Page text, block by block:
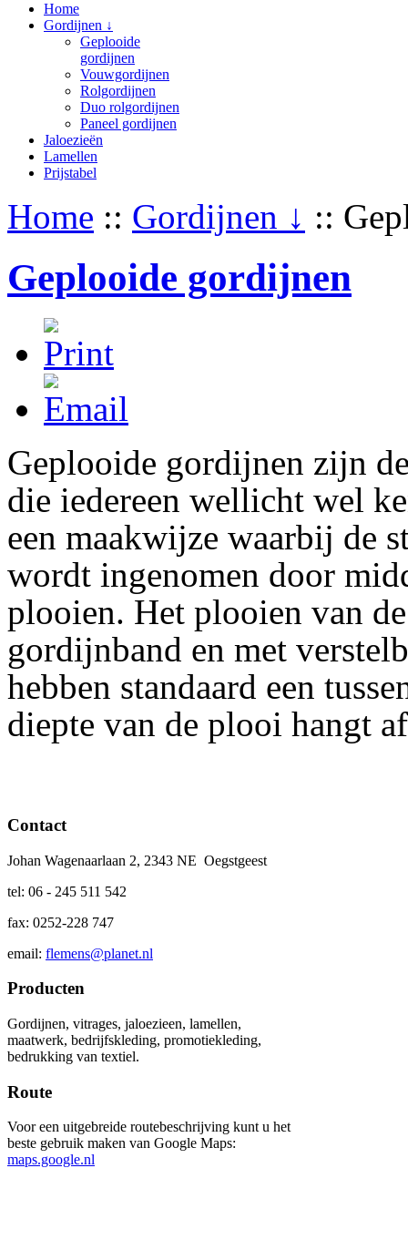
Home
Gordijnen ↓
Geplooide
gordijnen
Vouwgordijnen
Rolgordijnen
Duo rolgordijnen
Paneel gordijnen
Jaloezieën
Lamellen
Prijstabel
Home :: Gordijnen ↓ ::
Geplooide gordijnen
Geplooide gordijnen zijn
die iedereen wellicht wel
een maakwijze waarbij de
wordt ingenomen door
plooien. Het plooien van
gordijnband en met
hebben standaard een
diepte van de plooi hangt
Contact
Johan Wagenaarlaan 2, 2343 NE Oegstgeest
tel: 06 - 245 511 542
fax: 0252-228 747
email: flemens@planet.nl
Producten
Gordijnen, vitrages, jaloezieen, lamellen,
maatwerk, bedrijfskleding, promotiekleding,
bedrukking van textiel.
Route
Voor een uitgebreide routebeschrijving kunt u het
beste gebruik maken van Google Maps:
maps.google.nl